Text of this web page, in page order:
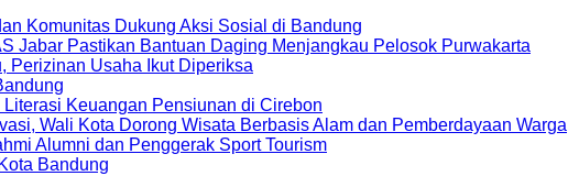
Komunitas Dukung Aksi Sosial di Bandung
Jabar Pastikan Bantuan Daging Menjangkau Pelosok Purwakarta
Perizinan Usaha Ikut Diperiksa
Keuangan Pensiunan di Cirebon
Wali Kota Dorong Wisata Berbasis Alam dan Pemberdayaan Warga
Alumni dan Penggerak Sport Tourism
Bandung